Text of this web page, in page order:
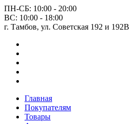
ПН-СБ: 10:00 - 20:00
ВС: 10:00 - 18:00
г. Тамбов, ул. Советская 192 и 192В
Главная
Покупателям
Товары